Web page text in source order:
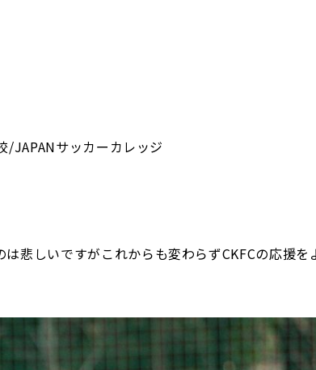
/JAPANサッカーカレッジ
悲しいですがこれからも変わらずCKFCの応援を